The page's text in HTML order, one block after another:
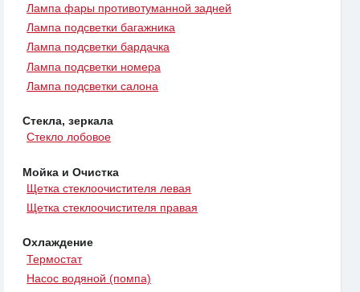
Лампа фары противотуманной задней
Лампа подсветки багажника
Лампа подсветки бардачка
Лампа подсветки номера
Лампа подсветки салона
Стекла, зеркала
Стекло лобовое
Мойка и Очистка
Щетка стеклоочистителя левая
Щетка стеклоочистителя правая
Охлаждение
Термостат
Насос водяной (помпа)